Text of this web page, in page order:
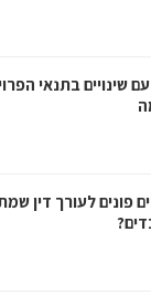
שינויים בתנאי
פונים לעורך דין